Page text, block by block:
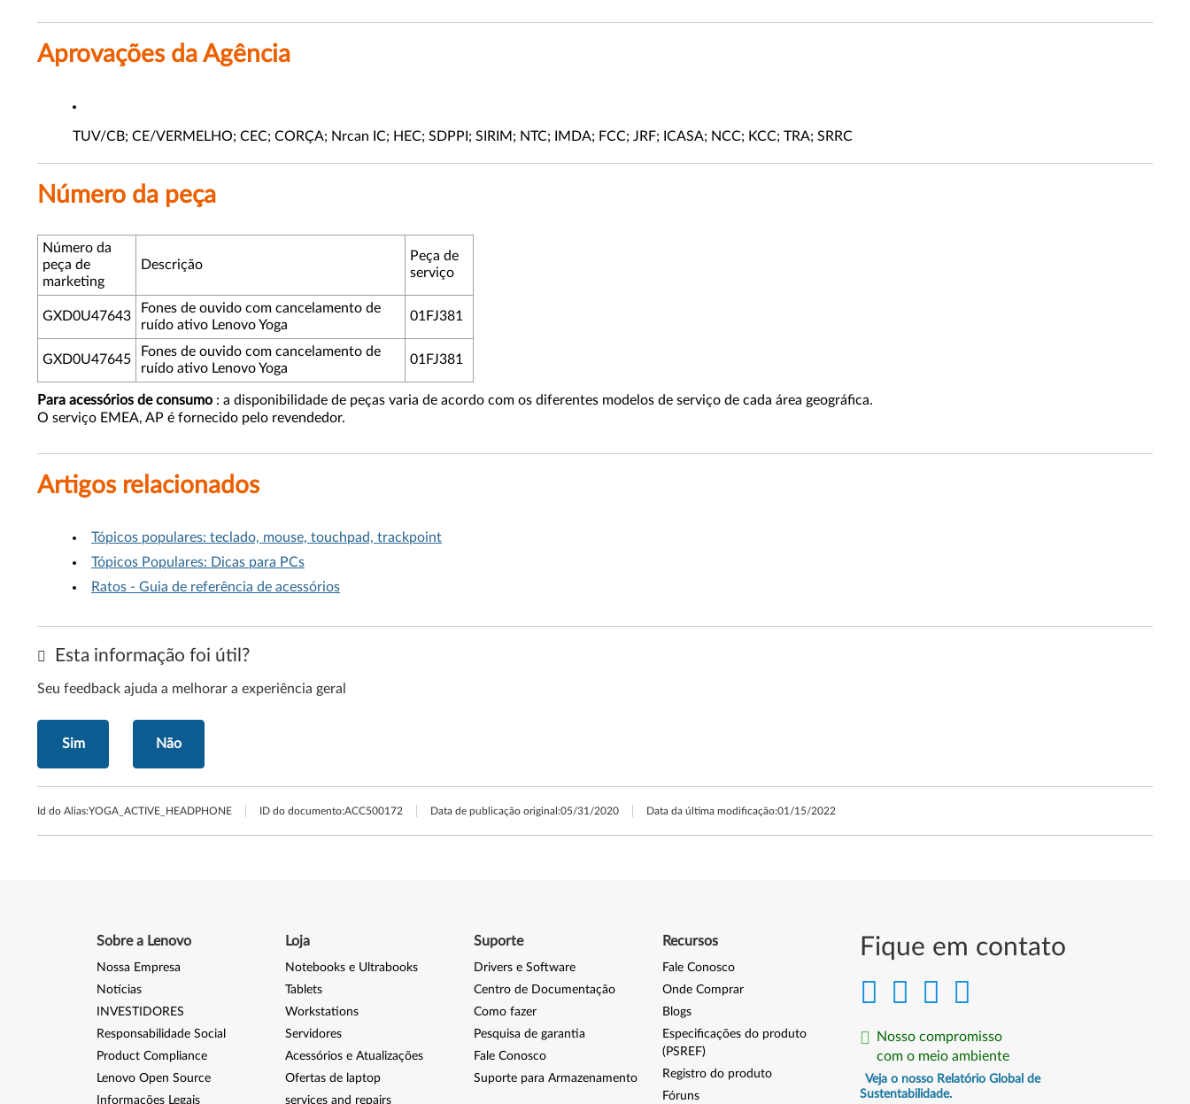
Aprovações da Agência
TUV/CB; CE/VERMELHO; CEC; CORÇA; Nrcan IC; HEC; SDPPI; SIRIM; NTC; IMDA; FCC; JRF; ICASA; NCC; KCC; TRA; SRRC
Número da peça
Número da
peça de
marketing
Descrição
Peça de
serviço
GXD0U47643
Fones de ouvido com cancelamento de
ruído ativo Lenovo Yoga
01FJ381
GXD0U47645
Fones de ouvido com cancelamento de
ruído ativo Lenovo Yoga
01FJ381
Para acessórios de consumo : a disponibilidade de peças varia de acordo com os diferentes modelos de serviço de cada área geográfica.
O serviço EMEA, AP é fornecido pelo revendedor.
Artigos relacionados
Tópicos populares: teclado, mouse, touchpad, trackpoint
Tópicos Populares: Dicas para PCs
Ratos - Guia de referência de acessórios
Esta informação foi útil?
Seu feedback ajuda a melhorar a experiência geral
Sim Não
Id do Alias:YOGA_ACTIVE_HEADPHONE ID do documento:ACC500172 Data de publicação original:05/31/2020 Data da última modificação:01/15/2022
Fique em contato
Nosso compromisso
com o meio ambiente
Veja o nosso Relatório Global de
Sustentabilidade.
Sobre a Lenovo
Nossa Empresa
Notícias
INVESTIDORES
Responsabilidade Social
Product Compliance
Lenovo Open Source
Informações Legais
Loja
Notebooks e Ultrabooks
Tablets
Workstations
Servidores
Acessórios e Atualizações
Ofertas de laptop
services and repairs
Suporte
Drivers e Software
Centro de Documentação
Como fazer
Pesquisa de garantia
Fale Conosco
Suporte para Armazenamento
Recursos
Fale Conosco
Onde Comprar
Blogs
Especificações do produto
(PSREF)
Registro do produto
Fóruns